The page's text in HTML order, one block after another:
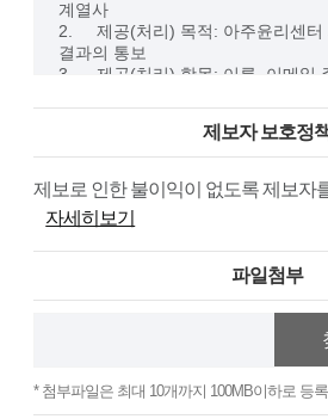
제보자 보호정
제보로 인한 불이익이 없도록 제보자
자세히보기
파일첨부
* 첨부파일은 최대 10개까지 100MB이하로 등